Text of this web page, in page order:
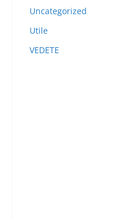
Uncategorized
Utile
VEDETE